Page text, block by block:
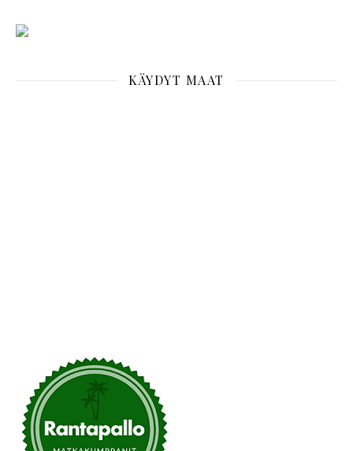
KÄYDYT MAAT